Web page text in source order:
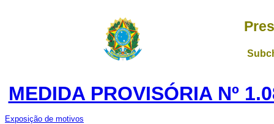
MEDIDA PROVISÓRIA Nº
Exposição de motivos